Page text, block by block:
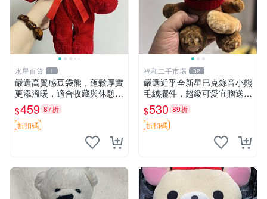
水星百貨 1
嚴選高質感豆袋熊，蓬鬆厚實
更添溫暖，適合收藏與休憩。
前胸填充飽滿，背部亦具優雅
設計。 豆袋熊 保暖 溫柔 蓬
松
$459 87折
折扣碼
福和二手市場 32
嚴選近乎全新星巴克錄音小熊
毛絨擺件，超級可愛宜贈送掛
飾 錄音小熊 毛絨擺件 贈品
$530 89折
折扣碼